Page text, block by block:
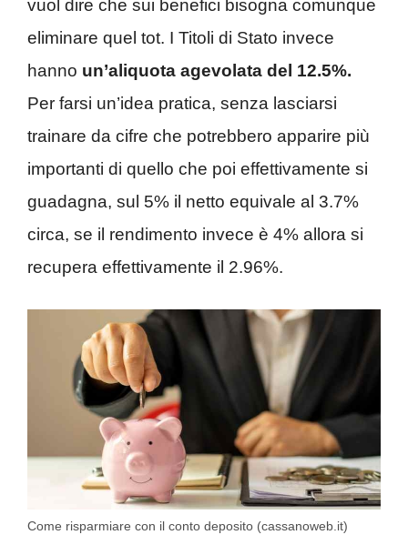
vuol dire che sui benefici bisogna comunque
eliminare quel tot. I Titoli di Stato invece
hanno un’aliquota agevolata del 12.5%.
Per farsi un’idea pratica, senza lasciarsi
trainare da cifre che potrebbero apparire più
importanti di quello che poi effettivamente si
guadagna, sul 5% il netto equivale al 3.7%
circa, se il rendimento invece è 4% allora si
recupera effettivamente il 2.96%.
Come risparmiare con il conto deposito (cassanoweb.it)